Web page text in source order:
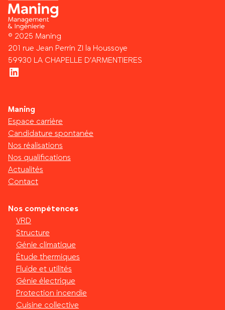
© 2025 Maning
201 rue Jean Perrin ZI la Houssoye
59930 LA CHAPELLE D’ARMENTIERES
LinkedIn
Maning
Espace carrière
Candidature spontanée
Nos réalisations
Nos qualifications
Actualités
Contact
Nos compétences
VRD
Structure
Génie climatique
Étude thermiques
Fluide et utilités
Génie électrique
Protection incendie
Cuisine collective